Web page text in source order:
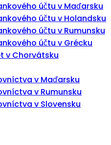
účtu v Maďarsku
účtu v Holandsku
účtu v Rumunsku
účtu v Grécku
v Chorvátsku
v Maďarsku
v Rumunsku
v Slovensku